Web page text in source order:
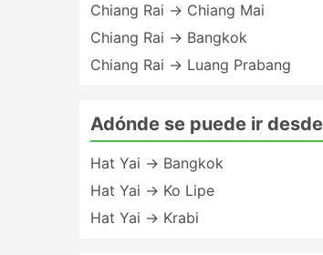
Chiang Rai → Chiang Mai
Chiang Rai → Bangkok
Chiang Rai → Luang Prabang
Adónde se puede ir
Hat Yai → Bangkok
Hat Yai → Ko Lipe
Hat Yai → Krabi